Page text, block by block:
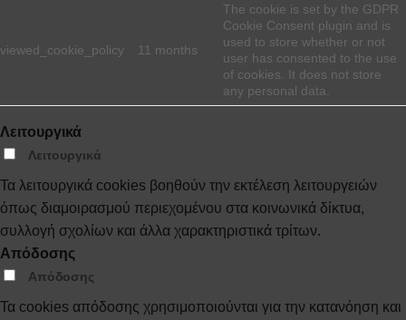
viewed_cookie_policy 11 months
The cookie is set by the GDPR
Cookie Consent plugin and is
used to store whether or not
user has consented to the use
of cookies. It does not store
any personal data.
Λειτουργικά
Λειτουργικά
Τα λειτουργικά cookies βοηθούν την εκτέλεση λειτουργειών
όπως διαμοιρασμού περιεχομένου στα κοινωνικά δίκτυα,
συλλογή σχολίων και άλλα χαρακτηριστικά τρίτων.
Απόδοσης
Απόδοσης
Τα cookies απόδοσης χρησιμοποιούνται για την κατανόηση και